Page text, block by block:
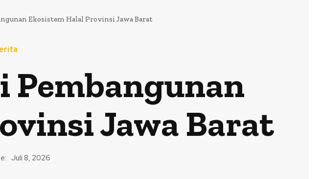
Ekosistem Halal Provinsi Jawa Barat
Pembangunan
Jawa Barat
Juli 8, 2026